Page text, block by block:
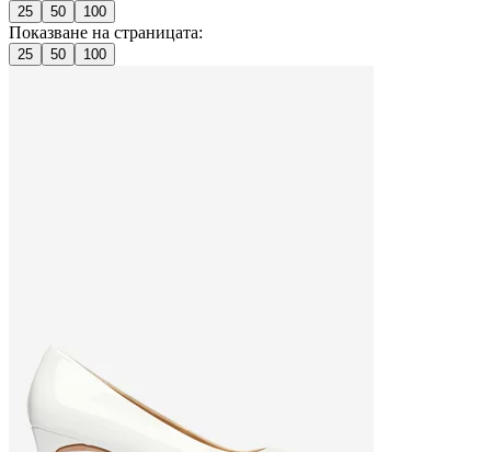
25 50 100
Показване на страницата:
25 50 100